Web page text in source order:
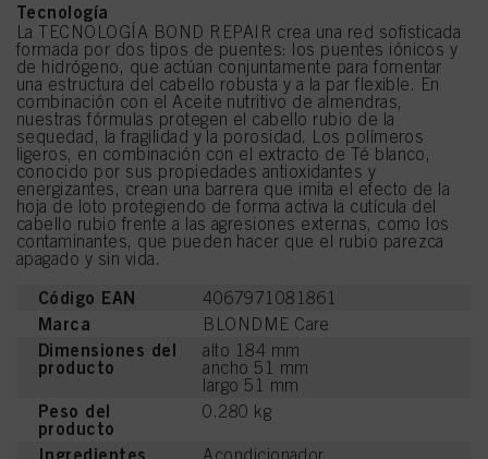
Tecnología
La TECNOLOGÍA BOND REPAIR crea una red sofisticada
formada por dos tipos de puentes: los puentes iónicos y
de hidrógeno, que actúan conjuntamente para fomentar
una estructura del cabello robusta y a la par flexible. En
combinación con el Aceite nutritivo de almendras,
nuestras fórmulas protegen el cabello rubio de la
sequedad, la fragilidad y la porosidad. Los polímeros
ligeros, en combinación con el extracto de Té blanco,
conocido por sus propiedades antioxidantes y
energizantes, crean una barrera que imita el efecto de la
hoja de loto protegiendo de forma activa la cutícula del
cabello rubio frente a las agresiones externas, como los
contaminantes, que pueden hacer que el rubio parezca
apagado y sin vida.
Código EAN 4067971081861
Marca BLONDME Care
Dimensiones del
producto
alto 184 mm
ancho 51 mm
largo 51 mm
Peso del
producto
0.280 kg
Ingredientes
Acondicionador,